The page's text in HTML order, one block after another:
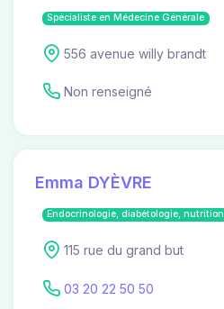
Spécialiste en Médecine Générale
556 avenue willy brandt
Non renseigné
Emma DYÈVRE
Endocrinologie, diabétologie, nutrition
115 rue du grand but
03 20 22 50 50